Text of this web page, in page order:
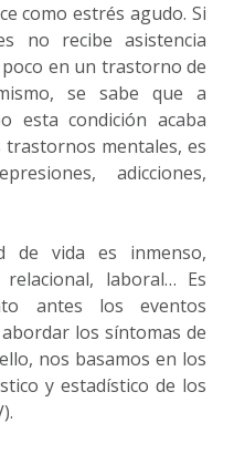
como estrés agudo. Si
no recibe asistencia
en un trastorno de
se sabe que a
esta condición acaba
mentales, es
adicciones,
de vida es inmenso,
laboral… Es
antes los eventos
los síntomas de
nos basamos en los
y estadístico de los